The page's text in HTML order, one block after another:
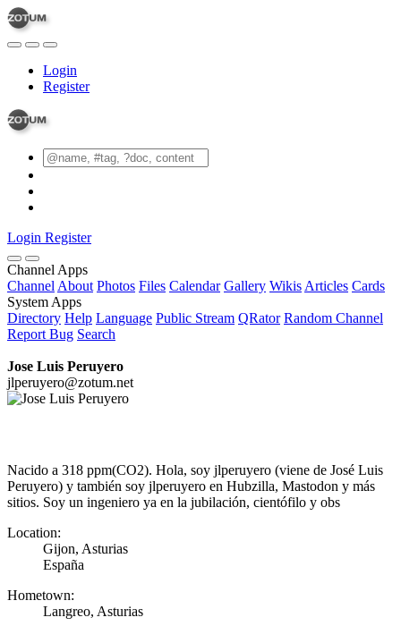
Login
Register
Login Register
Channel Apps
Channel About Photos Files Calendar Gallery Wikis Articles Cards
System Apps
Directory Help Language Public Stream QRator Random Channel
Report Bug Search
Jose Luis Peruyero
jlperuyero@zotum.net
Nacido a 318 ppm(CO2). Hola, soy jlperuyero (viene de José Luis
Peruyero) y también soy jlperuyero en Hubzilla, Mastodon y más
sitios. Soy un ingeniero ya en la jubilación, cientófilo y obs
Location:
Gijon, Asturias
España
Hometown:
Langreo, Asturias